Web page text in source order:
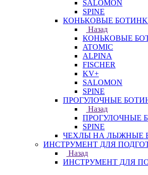
SALOMON
SPINE
КОНЬКОВЫЕ
Назад
КОНЬКОВЫЕ
ATOMIC
ALPINA
FISCHER
KV+
SALOMON
SPINE
ПРОГУЛОЧНЫЕ
Назад
ПРОГУЛОЧНЫЕ
SPINE
ЧЕХЛЫ НА ЛЫЖНЫЕ
ИНСТРУМЕНТ ДЛЯ
Назад
ИНСТРУМЕНТ ДЛЯ